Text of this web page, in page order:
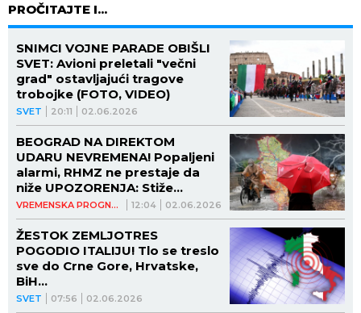
PROČITAJTE I...
SVET 20:11 02.06.2026
SNIMCI VOJNE PARADE OBIŠLI
SVET: Avioni preletali "večni
grad" ostavljajući tragove
trobojke (FOTO, VIDEO)
VREMENSKA PROGNOZA 12:04 02.06.2026
BEOGRAD NA DIREKTOM
UDARU NEVREMENA! Popaljeni
alarmi, RHMZ ne prestaje da
niže UPOZORENJA: Stiže
ŽESTOKA oluja i trajaće sve do
OVOG datuma
SVET 07:56 02.06.2026
ŽESTOK ZEMLJOTRES
POGODIO ITALIJU! Tlo se treslo
sve do Crne Gore, Hrvatske,
BiH...